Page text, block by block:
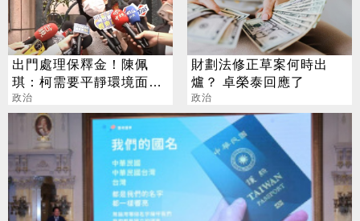
出門處理保釋金！陳佩
琪：柯需要平靜環境面對
官司
政治
財劃法修正草案何時出
爐？ 卓榮泰回應了
政治